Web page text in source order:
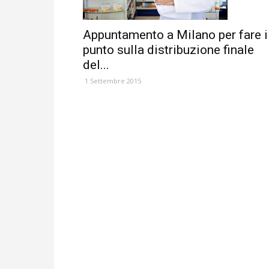
Appuntamento a Milano per fare
punto sulla distribuzione finale
del...
1 Settembre 2015